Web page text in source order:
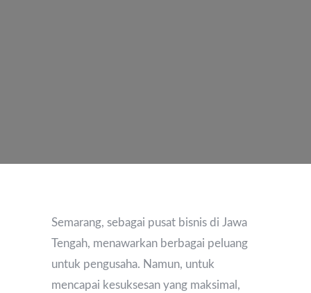
Semarang, sebagai pusat bisnis di Jawa
Tengah, menawarkan berbagai peluang
untuk pengusaha. Namun, untuk
mencapai kesuksesan yang maksimal,